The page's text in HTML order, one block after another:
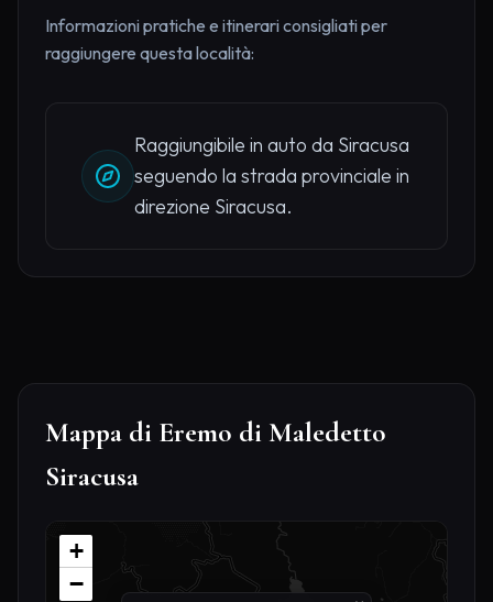
Informazioni pratiche e itinerari consigliati per
raggiungere questa località:
Raggiungibile in auto da Siracusa
seguendo la strada provinciale in
direzione Siracusa.
Mappa di Eremo di Maledetto
Siracusa
+
−